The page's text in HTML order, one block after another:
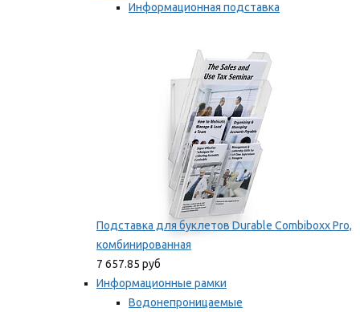
Информационная подставка
Подставка для буклетов Durable Combiboxx Pro,
комбинированная
7 657.85 руб
Информационные рамки
Водонепроницаемые